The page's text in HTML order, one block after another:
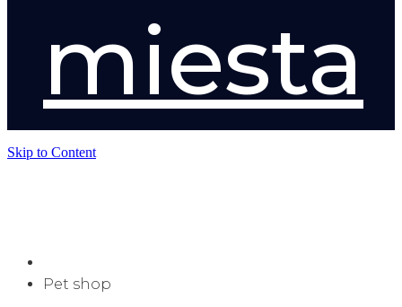
miesta
Skip to Content
Pet shop